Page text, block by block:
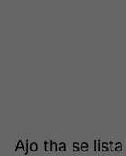
Ajo tha se